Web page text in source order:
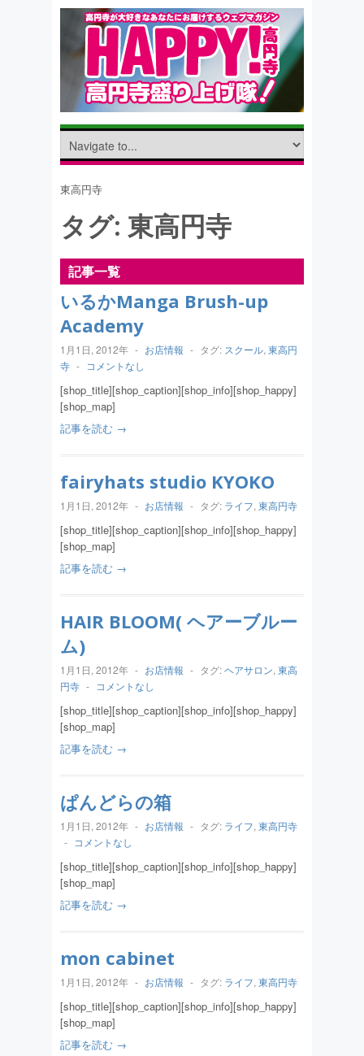
東高円寺
タグ: 東高円寺
記事一覧
いるかManga Brush-up
Academy
1月1日, 2012年 - お店情報 - タグ: スクール, 東高円
寺 - コメントなし
[shop_title][shop_caption][shop_info][shop_happy]
[shop_map]
記事を読む →
fairyhats studio KYOKO
1月1日, 2012年 - お店情報 - タグ: ライフ, 東高円寺
[shop_title][shop_caption][shop_info][shop_happy]
[shop_map]
記事を読む →
HAIR BLOOM( ヘアーブルー
ム)
1月1日, 2012年 - お店情報 - タグ:ヘアサロン, 東高
円寺 - コメントなし
[shop_title][shop_caption][shop_info][shop_happy]
[shop_map]
記事を読む →
ぱんどらの箱
1月1日, 2012年 - お店情報 - タグ: ライフ, 東高円寺
- コメントなし
[shop_title][shop_caption][shop_info][shop_happy]
[shop_map]
記事を読む →
mon cabinet
1月1日, 2012年 - お店情報 - タグ: ライフ, 東高円寺
[shop_title][shop_caption][shop_info][shop_happy]
[shop_map]
記事を読む →